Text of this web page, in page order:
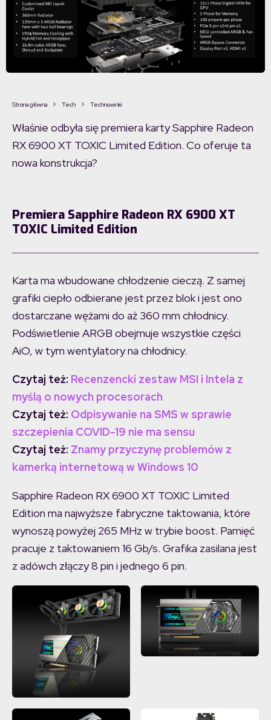
Strona główna Tech Technowinki
Właśnie odbyła się premiera karty Sapphire Radeon
RX 6900 XT TOXIC Limited Edition. Co oferuje ta
nowa konstrukcja?
Premiera Sapphire Radeon RX 6900 XT
TOXIC Limited Edition
Karta ma wbudowane chłodzenie cieczą. Z samej
grafiki ciepło odbierane jest przez blok i jest ono
dostarczane wężami do aż 360 mm chłodnicy.
Podświetlenie ARGB obejmuje wszystkie części
AiO, w tym wentylatory na chłodnicy.
Czytaj też: Recenzencki zestaw MSI i Intela z
myślą o nowych procesorach
Czytaj też: Odpisywanie na SMS w sprawie
szczepienia COVID-19 nie ma sensu
Czytaj też: Znamy przyczynę problemów z
kamerką internetową w Windows 10
Sapphire Radeon RX 6900 XT TOXIC Limited
Edition ma najwyższe fabryczne taktowania, które
wynoszą powyżej 265 MHz w trybie boost. Pamięć
pracuje z taktowaniem 16 Gb/s. Grafika zasilana jest
z adówch złączy 8 pin i jednego 6 pin.